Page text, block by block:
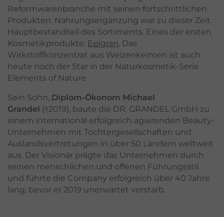
Reformwarenbranche mit seinen fortschrittlichen
Produkten. Nahrungsergänzung war zu dieser Zeit
Hauptbestandteil des Sortiments. Eines der ersten
Kosmetikprodukte: Epigran. Das
Wirkstoffkonzentrat aus Weizenkeimen ist auch
heute noch der Star in der Naturkosmetik-Serie
Elements of Nature
Sein Sohn, Diplom-Ökonom Michael
Grandel (†2019), baute die DR. GRANDEL GmbH zu
einem international erfolgreich agierenden Beauty-
Unternehmen mit Tochtergesellschaften und
Auslandsvertretungen in über 50 Ländern weltweit
aus. Der Visionär prägte das Unternehmen durch
seinen menschlichen und offenen Führungsstil
und führte die Company erfolgreich über 40 Jahre
lang, bevor er 2019 unerwartet verstarb.